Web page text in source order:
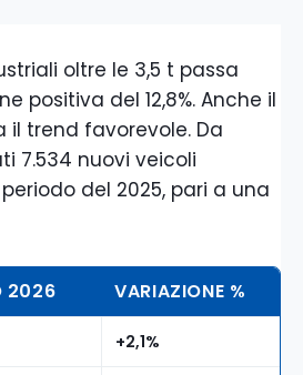
oltre le 3,5 t passa
positiva del 12,8%. Anche il
il trend favorevole. Da
7.534 nuovi veicoli
del 2025, pari a una
2026 VARIAZIONE %
+2,1%